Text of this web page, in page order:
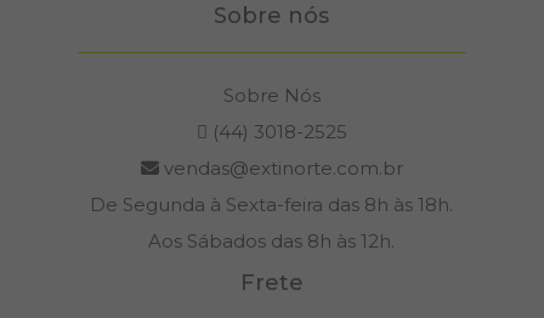
Sobre nós
Sobre Nós
(44) 3018-2525
vendas@extinorte.com.br
De Segunda à Sexta-feira das 8h às 18h.
Aos Sábados das 8h às 12h.
Frete